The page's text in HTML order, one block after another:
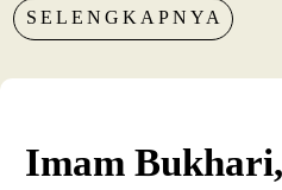
SELENGKAPNYA
Imam